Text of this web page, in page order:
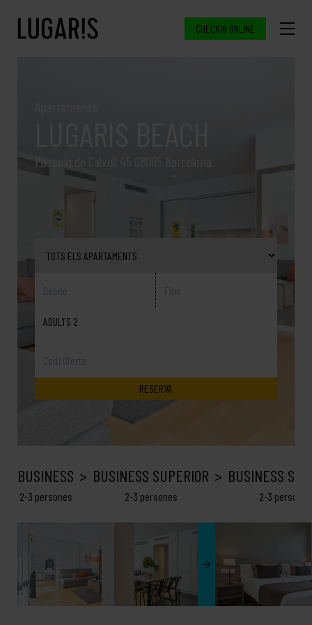
CHECKIN ONLINE
Passeig de Calvell 45 08005 Barcelona
ADULTS 2
BUSINESS
2-3 persones
BUSINESS SUPERIOR
2-3 persones
BUSINESS
2-3 persones